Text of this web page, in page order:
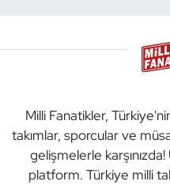
Milli Fanatikler,
takımlar, sporcular ve
gelişmelerle
platform. Türkiye milli